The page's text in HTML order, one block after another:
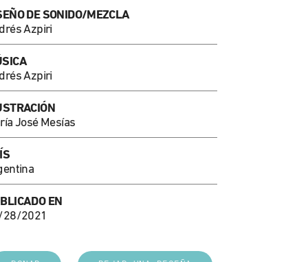
DE SONIDO/MEZCLA
Azpiri
Azpiri
José Mesías
EN
28/2021